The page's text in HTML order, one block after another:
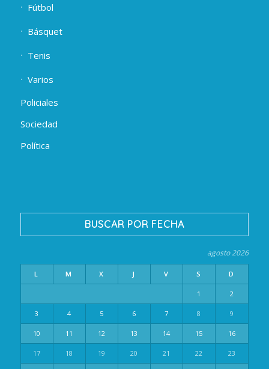
Fútbol
Básquet
Tenis
Varios
Policiales
Sociedad
Política
BUSCAR POR FECHA
agosto 2026
L M X J V S D
1 2
3 4 5 6 7 8 9
10 11 12 13 14 15 16
17 18 19 20 21 22 23